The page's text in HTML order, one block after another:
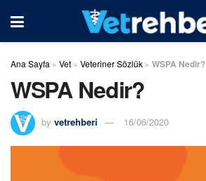
Ana Sayfa » Vet » Veteriner Sözlük » WSPA Nedir?
WSPA Nedir?
by vetrehberi 16/06/2020